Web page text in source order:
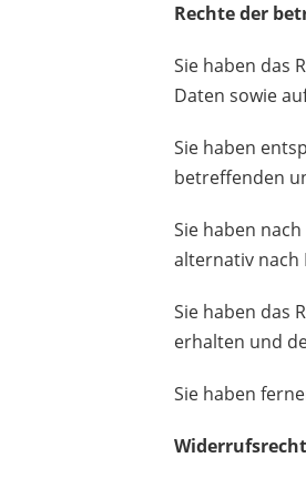
Rechte der
Sie haben das
Daten sowie
Sie haben
betreffenden
Sie haben
alternativ nach
Sie haben das
erhalten und
Sie haben
Widerrufsrecht